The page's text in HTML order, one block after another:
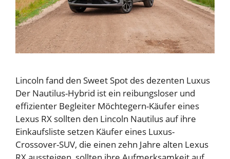
Lincoln fand den Sweet Spot des dezenten Luxus
Der Nautilus-Hybrid ist ein reibungsloser und
effizienter Begleiter Möchtegern-Käufer eines
Lexus RX sollten den Lincoln Nautilus auf ihre
Einkaufsliste setzen Käufer eines Luxus-
Crossover-SUV, die einen zehn Jahre alten Lexus